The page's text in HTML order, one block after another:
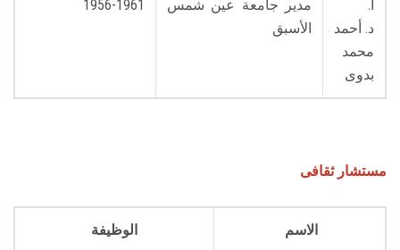
1956-1961
مدير جامعة عين شمس
الأسبق
أ.
د. أحمد
محمد
بدوى
مستشار ثقافى
الوظيفة الاسم